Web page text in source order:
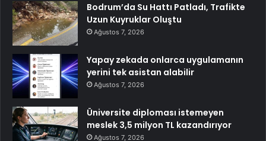
Bodrum’da Su Hattı Patladı, Trafikte
Uzun Kuyruklar Oluştu
Ağustos 7, 2026
Yapay zekada onlarca uygulamanın
yerini tek asistan alabilir
Ağustos 7, 2026
Üniversite diploması istemeyen
meslek 3,5 milyon TL kazandırıyor
Ağustos 7, 2026